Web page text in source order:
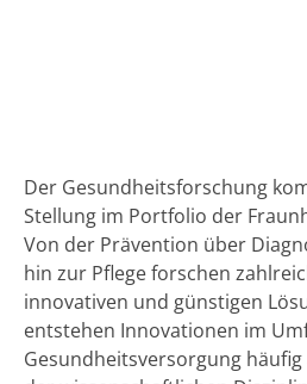
Der Gesundheitsforschung
Stellung im Portfolio der
Von der Prävention über
hin zur Pflege forschen
innovativen und günstigen
entstehen Innovationen im
Gesundheitsversorgung